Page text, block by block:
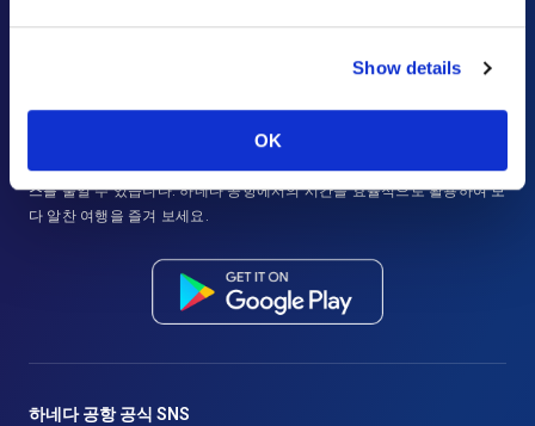
Show details
OK
더 쾌적한 하네다 공항 여행을 만들어주는 ‘HANEDA Navigator’. 항공편과
시설 정보 검색 및 북마크, 즉각적인 내비게이션 기능으로 여행 중 스트레
스를 줄일 수 있습니다. 하네다 공항에서의 시간을 효율적으로 활용하여 보
다 알찬 여행을 즐겨 보세요.
하네다 공항 공식 SNS